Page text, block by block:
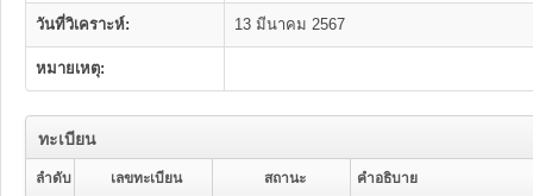
วันที่วิเคราะห์: 13 มีนาคม 2567
หมายเหตุ:
ทะเบียน
ลำดับ เลขทะเบียน สถานะ คำอธิบาย